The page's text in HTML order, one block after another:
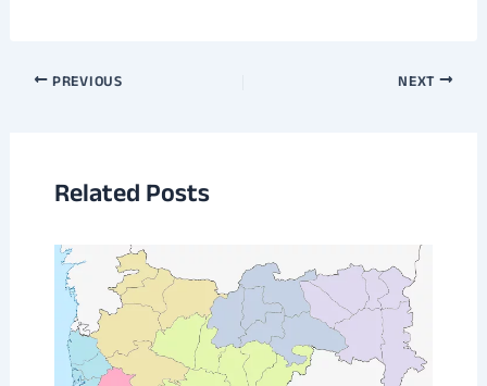
Post PREVIOUS NEXT
Related Posts